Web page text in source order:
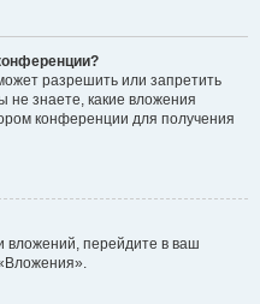
разрешить или запретить
знаете, какие вложения
конференции для получения
вложений, перейдите в ваш